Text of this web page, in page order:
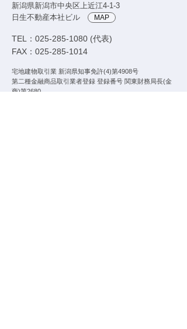
新潟県新潟市中央区上近江4-1-3
日生不動産本社ビル
MAP
TEL：025-285-1080 (代表)
FAX：025-285-1014
宅地建物取引業 新潟県知事免許(4)第4908号
第二種金融商品取引業者登録 登録番号 関東財務局長(金
商)第2680